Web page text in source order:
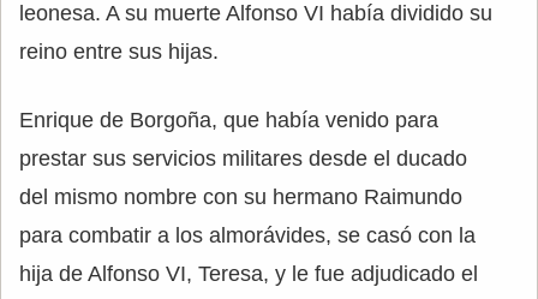
leonesa. A su muerte Alfonso VI había dividido su
reino entre sus hijas.
Enrique de Borgoña, que había venido para
prestar sus servicios militares desde el ducado
del mismo nombre con su hermano Raimundo
para combatir a los almorávides, se casó con la
hija de Alfonso VI, Teresa, y le fue adjudicado el